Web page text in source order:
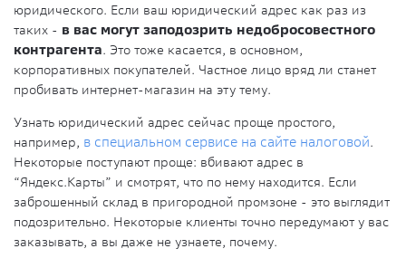
юридического. Если ваш юридический адрес как раз из
таких - в вас могут заподозрить недобросовестного
контрагента. Это тоже касается, в основном,
корпоративных покупателей. Частное лицо вряд ли станет
пробивать интернет-магазин на эту тему.
Узнать юридический адрес сейчас проще простого,
например, в специальном сервисе на сайте налоговой.
Некоторые поступают проще: вбивают адрес в
“Яндекс.Карты” и смотрят, что по нему находится. Если
заброшенный склад в пригородной промзоне - это выглядит
подозрительно. Некоторые клиенты точно передумают у вас
заказывать, а вы даже не узнаете, почему.